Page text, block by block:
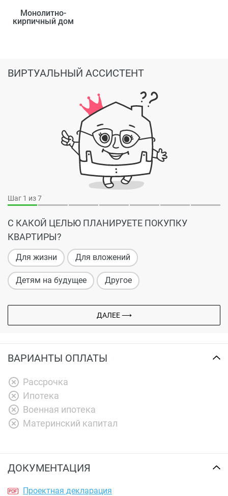
Монолитно-
кирпичный дом
Шаг 1 из 7
С КАКОЙ ЦЕЛЬЮ ПЛАНИРУЕТЕ ПОКУПКУ
КВАРТИРЫ?
Для жизни Для вложений
Детям на будущее Другое
ДАЛЕЕ ⟶
ВИРТУАЛЬНЫЙ АССИСТЕНТ
ВАРИАНТЫ ОПЛАТЫ
Рассрочка
Ипотека
Военная ипотека
Материнский капитал
ДОКУМЕНТАЦИЯ
Проектная декларация